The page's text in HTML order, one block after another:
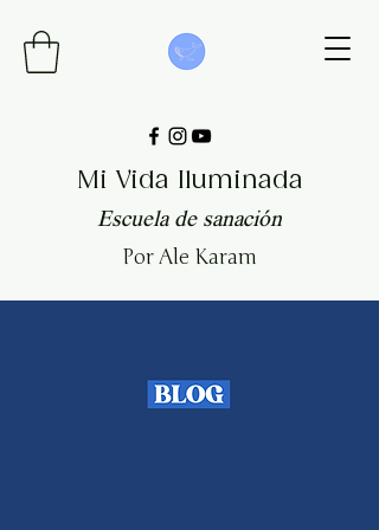
Mi Vida Iluminada
Escuela de sanación
Por Ale Karam